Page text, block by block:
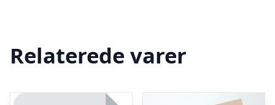
Relaterede varer